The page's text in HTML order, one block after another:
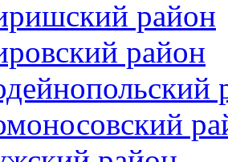
район
район